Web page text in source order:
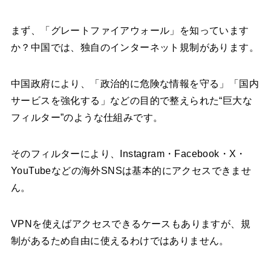
まず、「グレートファイアウォール」を知っています
か？中国では、独自のインターネット規制があります。
中国政府により、「政治的に危険な情報を守る」「国内
サービスを強化する」などの目的で整えられた“巨大な
フィルター”のような仕組みです。
そのフィルターにより、Instagram・Facebook・X・
YouTubeなどの海外SNSは基本的にアクセスできませ
ん。
VPNを使えばアクセスできるケースもありますが、規
制があるため自由に使えるわけではありません。